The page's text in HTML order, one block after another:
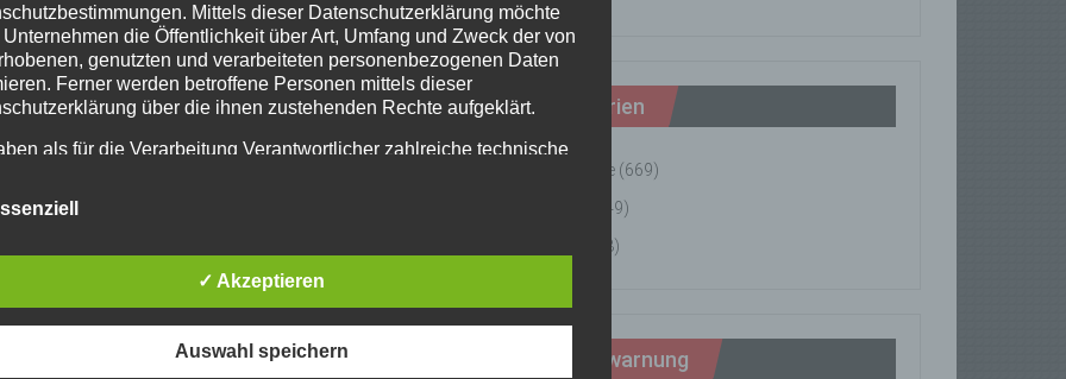
Kategorien
Einsätze (669)
(49)
(8)
Wetterwarnung
Mittels dieser Datenschutzerklärung möchte
Unternehmen die Öffentlichkeit über Art, Umfang und Zweck der von
genutzten und verarbeiteten personenbezogenen Daten
Ferner werden betroffene Personen mittels dieser
über die ihnen zustehenden Rechte aufgeklärt.
als für die Verarbeitung Verantwortlicher zahlreiche technische
Schutz der über diese Internetseite verarbeiteten
Daten sicherzustellen. Dennoch können
Grund steht es jeder betroffenen Person frei,
an uns zu übermitteln.
✓ Akzeptieren
Auswahl speichern